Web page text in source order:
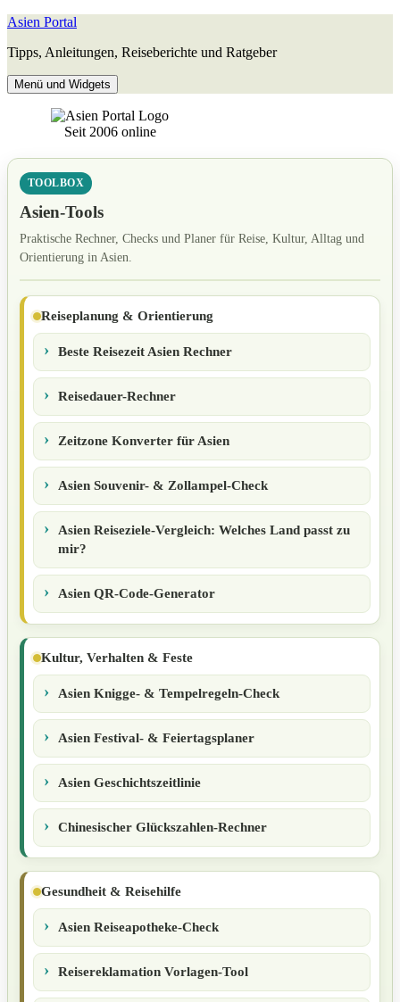
Zum
springen
Asien Portal
Tipps, Anleitungen, Reiseberichte und Ratgeber
Menü und Widgets
Seit 2006 online
TOOLBOX
Asien-Tools
Praktische Rechner, Checks und Planer für Reise, Kultur, Alltag und
Orientierung in Asien.
Reiseplanung & Orientierung
Beste Reisezeit Asien Rechner
Reisedauer-Rechner
Zeitzone Konverter für Asien
Asien Souvenir- & Zollampel-Check
Asien Reiseziele-Vergleich: Welches Land passt zu
mir?
Asien QR-Code-Generator
Kultur, Verhalten & Feste
Asien Knigge- & Tempelregeln-Check
Asien Festival- & Feiertagsplaner
Asien Geschichtszeitlinie
Chinesischer Glückszahlen-Rechner
Gesundheit & Reisehilfe
Asien Reiseapotheke-Check
Reisereklamation Vorlagen-Tool